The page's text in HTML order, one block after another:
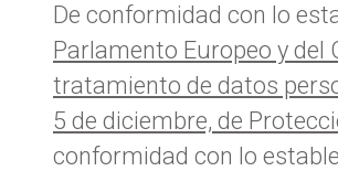
De conformidad con lo
Parlamento Europeo y del
tratamiento de datos
5 de diciembre, de
conformidad con lo